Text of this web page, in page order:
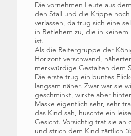
Die vornehmen Leute aus
den Stall und die Krippe
verlassen, da trug sich eine
in Betlehem zu, die in keinem
ist.
Als die Reitergruppe der
Horizont verschwand,
merkwürdige Gestalten dem
Die erste trug ein buntes
langsam näher. Zwar war sie
geschminkt, wirkte aber
Maske eigentlich sehr, sehr
das Kind sah, huschte ein
Gesicht. Vorsichtig trat sie an
und strich dem Kind zärtlich